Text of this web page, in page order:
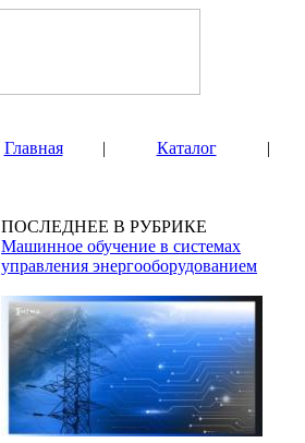
Главная | Каталог |
ПОСЛЕДНЕЕ В РУБРИКЕ
Машинное обучение в системах
управления энергооборудованием